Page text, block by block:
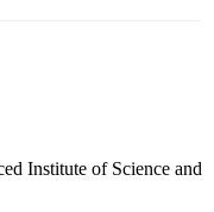
센터Institute of Science and